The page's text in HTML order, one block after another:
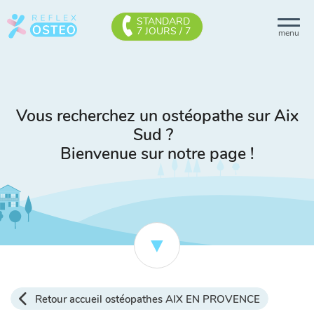
menu
STANDARD
7 JOURS / 7
Vous recherchez un ostéopathe sur Aix
Sud ?
Bienvenue sur notre page !
Retour accueil ostéopathes AIX EN PROVENCE